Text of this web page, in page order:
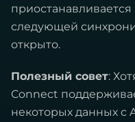
следующей
открыто.
Полезный совет:
Connect
некоторых данных с